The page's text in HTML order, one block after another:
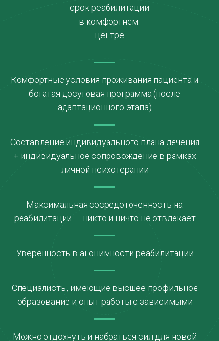
срок реабилитации
в комфортном
центре
Комфортные условия проживания пациента и
богатая досуговая программа (после
адаптационного этапа)
Составление индивидуального плана лечения
+ индивидуальное сопровождение в рамках
личной психотерапии
Максимальная сосредоточенность на
реабилитации — никто и ничто не отвлекает
Уверенность в анонимности реабилитации
Специалисты, имеющие высшее профильное
образование и опыт работы с зависимыми
Можно отдохнуть и набраться сил для новой